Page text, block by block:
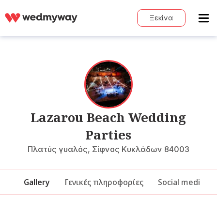
Ξεκίνα
Lazarou Beach Wedding
Parties
Πλατύς γυαλός, Σίφνος Κυκλάδων 84003
Gallery Γενικές πληροφορίες Social media &